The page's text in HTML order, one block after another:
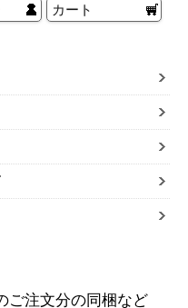
カート
ご注文分の同梱など